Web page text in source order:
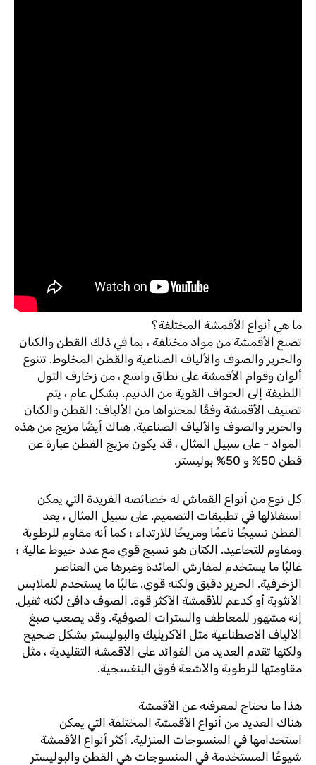
ما هي أنواع الأقمشة المختلفة؟
تصنع الأقمشة من مواد مختلفة ، بما في ذلك القطن والكتان
والحرير والصوف والألياف الصناعية والقطن المخلوط. تتنوع
ألوان وقوام الأقمشة على نطاق واسع ، من زخارف التول
اللطيفة إلى الحواف القوية من الدنيم. بشكل عام ، يتم
تصنيف الأقمشة وفقًا لمحتواها من الألياف: القطن والكتان
والحرير والصوف والألياف الصناعية. هناك أيضًا مزيج من هذه
المواد - على سبيل المثال ، قد يكون مزيج القطن عبارة عن
قطن 50% و 50% بوليستر.
كل نوع من أنواع القماش له خصائصه الفريدة التي يمكن
استغلالها في تطبيقات التصميم. على سبيل المثال ، يعد
القطن نسيجًا ناعمًا ومريحًا للارتداء ؛ كما أنه مقاوم للرطوبة
ومقاوم للتجاعيد. الكتان هو نسيج قوي مع عدد خيوط عالية ؛
غالبًا ما يستخدم لمفارش المائدة وغيرها من العناصر
الزخرفية. الحرير دقيق ولكنه قوي. غالبًا ما يستخدم للملابس
الأنثوية أو كدعم للأقمشة الأكثر قوة. الصوف دافئ لكنه ثقيل.
إنه مشهور للمعاطف والسترات الصوفية. وقد يصعب صبغ
الألياف الاصطناعية مثل الأكريليك والبوليستر بشكل صحيح
ولكنها تقدم العديد من الفوائد على الأقمشة التقليدية ، مثل
مقاومتها للرطوبة والأشعة فوق البنفسجية.
هذا ما تحتاج لمعرفته عن الأقمشة
هناك العديد من أنواع الأقمشة المختلفة التي يمكن
استخدامها في المنسوجات المنزلية. أكثر أنواع الأقمشة
شيوعًا المستخدمة في المنسوجات هي القطن والبوليستر